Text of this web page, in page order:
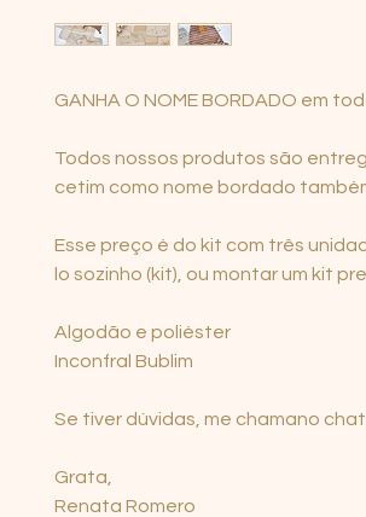
GANHA O NOME BORDADO em
Todos nossos produtos são
cetim como nome bordado
Esse preço é do kit com três
lo sozinho (kit), ou montar um kit
Algodão e poliéster
Inconfral Bublim
Se tiver dúvidas, me chamano
Grata,
Renata Romero